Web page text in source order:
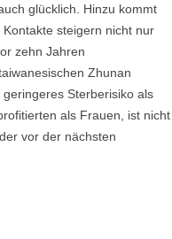
glücklich. Hinzu kommt
steigern nicht nur
zehn Jahren
Zhunan
Sterberisiko als
als Frauen, ist nicht
vor der nächsten